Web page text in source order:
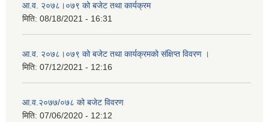
आ.व. २०७८।०७९ को बजेट तथा कार्यक्रम
मिति: 08/18/2021 - 16:31
आ.व. २०७८।०७९ को बजेट तथा कार्यक्रमको संक्षिप्त विवरण ।
मिति: 07/12/2021 - 12:16
आ.व.२०७७/०७८ को बजेट विवरण
मिति: 07/06/2020 - 12:12